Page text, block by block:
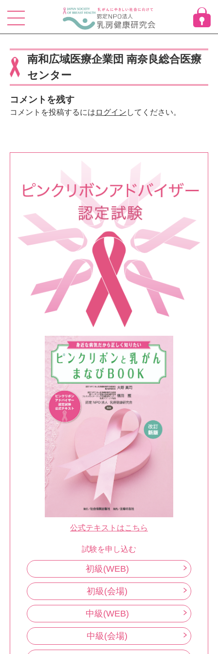
南和広域医療企業団 南奈良総合医療
センター
コメントを残す
コメントを投稿するには ログイン してください。
公式テキストはこちら
試験を申し込む
初級(WEB)
初級(会場)
中級(WEB)
中級(会場)